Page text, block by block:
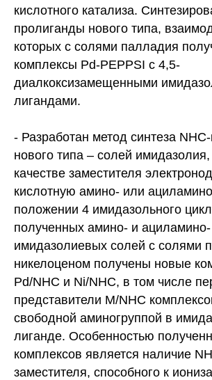
кислотного катализа.
пролиганды нового типа,
которых с солями палладия
комплексы Pd-PEPPSI с 4,5-
диалкоксизамещенными
лигандами.
- Разработан метод синтеза
нового типа – солей
качестве заместителя
кислотную амино- или
положении 4 имидазольного
полученных амино- и ациламино-
имидазолиевых солей с солями
никелоценом получены новые
Pd/NHC и Ni/NHC, в том числе
представители M/NHC
свободной аминогруппой в
лиганде. Особенностью
комплексов является наличие
заместителя, способного к